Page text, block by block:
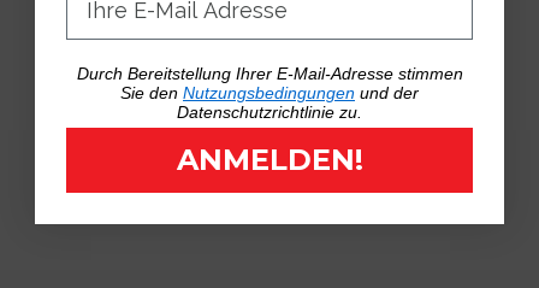
„PRODUKTE SIND
DER
AUTHENTISCHSTE
AUSDRUCK
Durch Bereitstellung Ihrer E-Mail-Adresse stimmen
Sie den Nutzungsbedingungen und der
Datenschutzrichtlinie zu.
ANMELDEN!